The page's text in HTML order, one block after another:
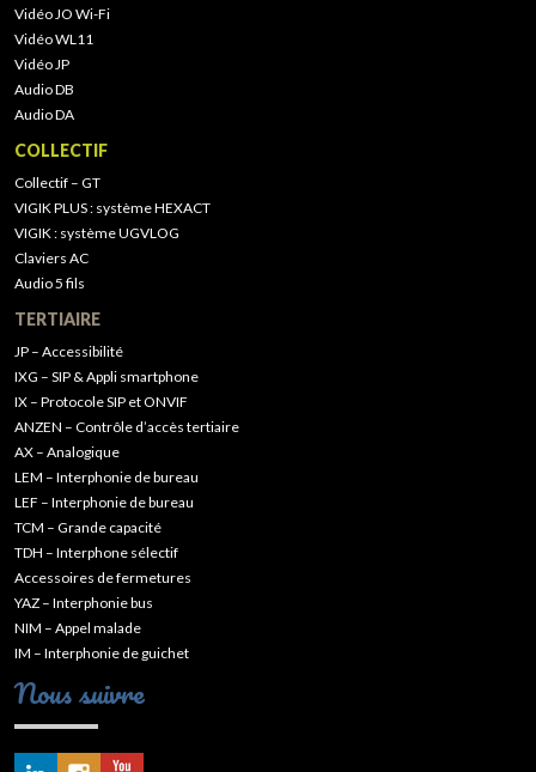
Vidéo JO Wi-Fi
Vidéo WL11
Vidéo JP
Audio DB
Audio DA
COLLECTIF
Collectif – GT
VIGIK PLUS : système HEXACT
VIGIK : système UGVLOG
Claviers AC
Audio 5 fils
TERTIAIRE
JP – Accessibilité
IXG – SIP & Appli smartphone
IX – Protocole SIP et ONVIF
ANZEN – Contrôle d’accès tertiaire
AX – Analogique
LEM – Interphonie de bureau
LEF – Interphonie de bureau
TCM – Grande capacité
TDH – Interphone sélectif
Accessoires de fermetures
YAZ – Interphonie bus
NIM – Appel malade
IM – Interphonie de guichet
Nous suivre